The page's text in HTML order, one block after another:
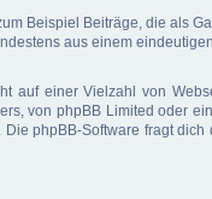
Beispiel Beiträge, die als
aus einem
auf einer Vielzahl von
von phpBB Limited oder
phpBB-Software fragt